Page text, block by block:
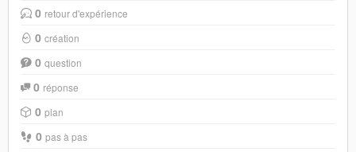
0 retour d'expérience
0 création
0 question
0 réponse
0 plan
0 pas à pas